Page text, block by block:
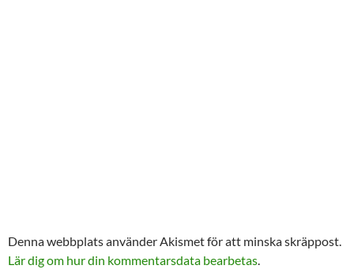
Denna webbplats använder Akismet för att minska skräppost.
Lär dig om hur din kommentarsdata bearbetas.